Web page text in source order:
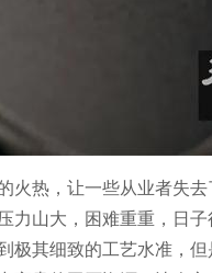
火热，让一些从业者失
力山大，困难重重，日
极其细致的工艺水准，